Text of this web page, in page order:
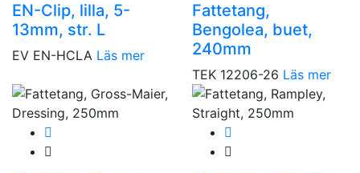
EN-Clip, lilla, 5-
13mm, str. L
EV EN-HCLA Läs mer
Fattetang,
Bengolea, buet,
240mm
TEK 12206-26 Läs mer